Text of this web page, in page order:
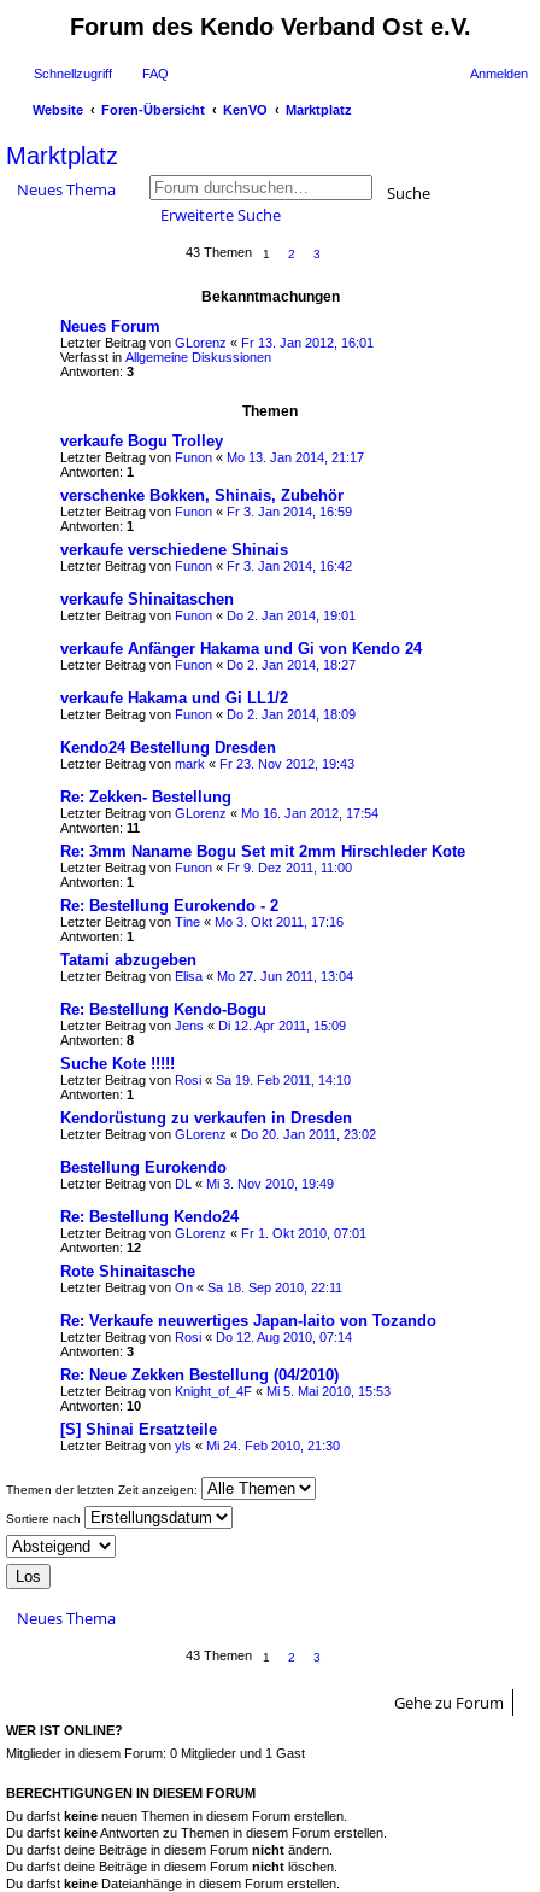
Forum des Kendo Verband Ost e.V.
Schnellzugriff FAQ Anmelden
Website Foren-Übersicht KenVO
Marktplatz
Marktplatz
Neues Thema
Suche
Erweiterte Suche
43 Themen 1 2 3
Bekanntmachungen
Neues Forum
Letzter Beitrag von GLorenz « Fr 13. Jan 2012, 16:01
Verfasst in Allgemeine Diskussionen
Antworten: 3
Themen
verkaufe Bogu Trolley
Letzter Beitrag von Funon « Mo 13. Jan 2014, 21:17
Antworten: 1
verschenke Bokken, Shinais, Zubehör
Letzter Beitrag von Funon « Fr 3. Jan 2014, 16:59
Antworten: 1
verkaufe verschiedene Shinais
Letzter Beitrag von Funon « Fr 3. Jan 2014, 16:42
verkaufe Shinaitaschen
Letzter Beitrag von Funon « Do 2. Jan 2014, 19:01
verkaufe Anfänger Hakama und Gi von Kendo 24
Letzter Beitrag von Funon « Do 2. Jan 2014, 18:27
verkaufe Hakama und Gi LL1/2
Letzter Beitrag von Funon « Do 2. Jan 2014, 18:09
Kendo24 Bestellung Dresden
Letzter Beitrag von mark « Fr 23. Nov 2012, 19:43
Re: Zekken- Bestellung
Letzter Beitrag von GLorenz « Mo 16. Jan 2012, 17:54
Antworten: 11
Re: 3mm Naname Bogu Set mit 2mm Hirschleder Kote
Letzter Beitrag von Funon « Fr 9. Dez 2011, 11:00
Antworten: 1
Re: Bestellung Eurokendo - 2
Letzter Beitrag von Tine « Mo 3. Okt 2011, 17:16
Antworten: 1
Tatami abzugeben
Letzter Beitrag von Elisa « Mo 27. Jun 2011, 13:04
Re: Bestellung Kendo-Bogu
Letzter Beitrag von Jens « Di 12. Apr 2011, 15:09
Antworten: 8
Suche Kote !!!!!
Letzter Beitrag von Rosi « Sa 19. Feb 2011, 14:10
Antworten: 1
Kendorüstung zu verkaufen in Dresden
Letzter Beitrag von GLorenz « Do 20. Jan 2011, 23:02
Bestellung Eurokendo
Letzter Beitrag von DL « Mi 3. Nov 2010, 19:49
Re: Bestellung Kendo24
Letzter Beitrag von GLorenz « Fr 1. Okt 2010, 07:01
Antworten: 12
Rote Shinaitasche
Letzter Beitrag von On « Sa 18. Sep 2010, 22:11
Re: Verkaufe neuwertiges Japan-Iaito von Tozando
Letzter Beitrag von Rosi « Do 12. Aug 2010, 07:14
Antworten: 3
Re: Neue Zekken Bestellung (04/2010)
Letzter Beitrag von Knight_of_4F « Mi 5. Mai 2010, 15:53
Antworten: 10
[S] Shinai Ersatzteile
Letzter Beitrag von yls « Mi 24. Feb 2010, 21:30
Themen der letzten Zeit anzeigen:
Sortiere nach
Neues Thema
43 Themen 1 2 3
Gehe zu Forum
WER IST ONLINE?
Mitglieder in diesem Forum: 0 Mitglieder und 1 Gast
BERECHTIGUNGEN IN DIESEM FORUM
Du darfst keine neuen Themen in diesem Forum erstellen.
Du darfst keineAntworten zu Themen in diesem Forum erstellen.
Du darfst deine Beiträge in diesem Forum nicht ändern.
Du darfst deine Beiträge in diesem Forum nicht löschen.
Du darfst keine Dateianhänge in diesem Forum erstellen.